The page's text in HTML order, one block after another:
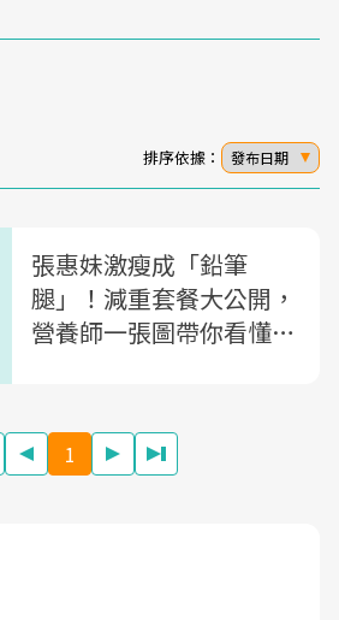
排序依據： 發布日期
張惠妹激瘦成「鉛筆
腿」！減重套餐大公開，
營養師一張圖帶你看懂為
1